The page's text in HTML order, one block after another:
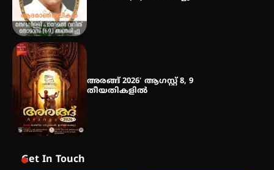
അരങ്ങ് 2026′ ആഗസ്റ്റ് 8, 9
തീയതികളിൽ
Get In Touch